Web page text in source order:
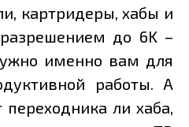
картридеры, хабы и
до 6K –
именно вам для
работы. А
ли хаба,